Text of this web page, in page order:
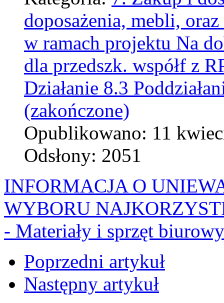
doposażenia, mebli,
w ramach projektu Na
dla przedszk. współf z
Działanie 8.3
(zakończone)
Opublikowano: 11
Odsłony: 2051
INFORMACJA O
WYBORU
- Materiały i sprzęt biurowy
Poprzedni artykuł
Następny artykuł